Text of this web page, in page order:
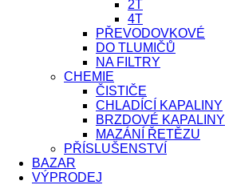
2T
4T
PŘEVODOVKOVÉ
DO TLUMIČŮ
NA FILTRY
CHEMIE
ČISTIČE
CHLADÍCÍ KAPALINY
BRZDOVÉ KAPALINY
MAZÁNÍ ŘETĚZU
PŘÍSLUŠENSTVÍ
BAZAR
VÝPRODEJ